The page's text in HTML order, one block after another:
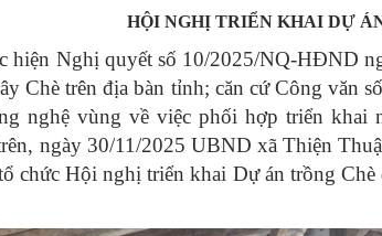
HỘI NGHỊ TRIỂN KHAI DỰ
Nghị quyết số 10/2025/NQ-HĐND
Chè trên địa bàn tỉnh; căn cứ Công văn số
nghệ vùng về việc phối hợp triển khai
ngày 30/11/2025 UBND xã Thiện
chứcHội nghị triển khai Dự án trồng Chè